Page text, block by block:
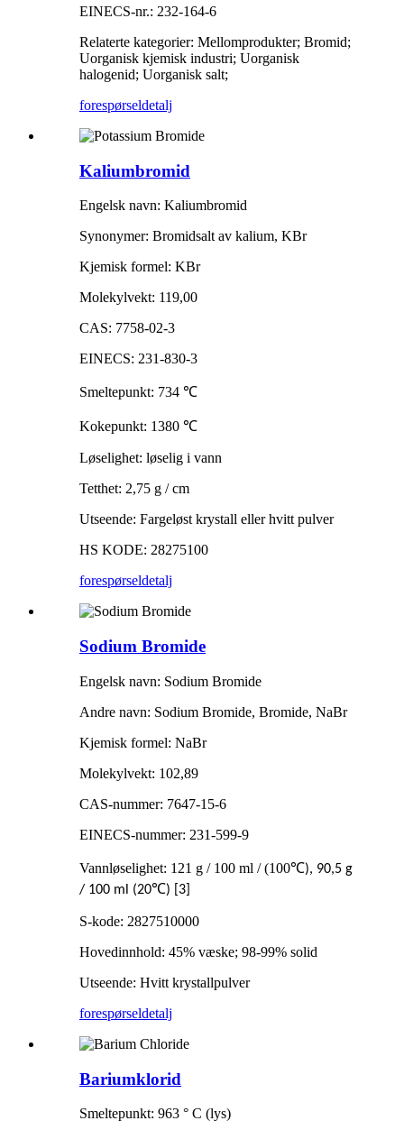
EINECS-nr.: 232-164-6
Relaterte kategorier: Mellomprodukter; Bromid;
Uorganisk kjemisk industri; Uorganisk
halogenid; Uorganisk salt;
forespørseldetalj
Kaliumbromid
Engelsk navn: Kaliumbromid
Synonymer: Bromidsalt av kalium, KBr
Kjemisk formel: KBr
Molekylvekt: 119,00
CAS: 7758-02-3
EINECS: 231-830-3
Smeltepunkt: 734 ℃
Kokepunkt: 1380 ℃
Løselighet: løselig i vann
Tetthet: 2,75 g / cm
Utseende: Fargeløst krystall eller hvitt pulver
HS KODE: 28275100
forespørseldetalj
Sodium Bromide
Engelsk navn: Sodium Bromide
Andre navn: Sodium Bromide, Bromide, NaBr
Kjemisk formel: NaBr
Molekylvekt: 102,89
CAS-nummer: 7647-15-6
EINECS-nummer: 231-599-9
Vannløselighet: 121 g / 100 ml / (100℃), 90,5 g
/ 100 ml (20℃) [3]
S-kode: 2827510000
Hovedinnhold: 45% væske; 98-99% solid
Utseende: Hvitt krystallpulver
forespørseldetalj
Bariumklorid
Smeltepunkt: 963 ° C (lys)